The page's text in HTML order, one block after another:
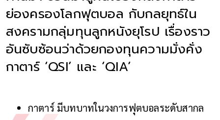
ย่องครองโลกฟุตบอล กับกลยุทธ์ใน
สงครามกลุ่มทุนลูกหนังยุโรป เรื่องราว
อันซับซ้อนว่าด้วยกองทุนความมั่งคั่ง
กาตาร์ ‘QSI’ และ ‘QIA’
กาตาร์ มีบทบาทในวงการฟุตบอลระดับสากล